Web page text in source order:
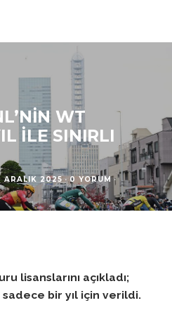
WT
ILE SINIRLI
ARALIK 2025 · 0 YORUM ·
lisanslarını açıkladı;
sadece bir yıl için verildi.